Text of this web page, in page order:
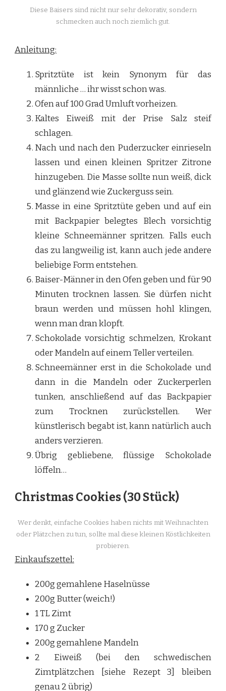
Diese Baisers sind nicht nur sehr dekorativ, sondern
schmecken auch noch ziemlich gut.
Anleitung:
Spritztüte ist kein Synonym für das
männliche … ihr wisst schon was.
Ofen auf 100 Grad Umluft vorheizen.
Kaltes Eiweiß mit der Prise Salz steif
schlagen.
Nach und nach den Puderzucker einrieseln
lassen und einen kleinen Spritzer Zitrone
hinzugeben. Die Masse sollte nun weiß, dick
und glänzend wie Zuckerguss sein.
Masse in eine Spritztüte geben und auf ein
mit Backpapier belegtes Blech vorsichtig
kleine Schneemänner spritzen. Falls euch
das zu langweilig ist, kann auch jede andere
beliebige Form entstehen.
Baiser-Männer in den Ofen geben und für 90
Minuten trocknen lassen. Sie dürfen nicht
braun werden und müssen hohl klingen,
wenn man dran klopft.
Schokolade vorsichtig schmelzen, Krokant
oder Mandeln auf einem Teller verteilen.
Schneemänner erst in die Schokolade und
dann in die Mandeln oder Zuckerperlen
tunken, anschließend auf das Backpapier
zum Trocknen zurückstellen. Wer
künstlerisch begabt ist, kann natürlich auch
anders verzieren.
Übrig gebliebene, flüssige Schokolade
löffeln…
Christmas Cookies (30 Stück)
Wer denkt, einfache Cookies haben nichts mit Weihnachten
oder Plätzchen zu tun, sollte mal diese kleinen Köstlichkeiten
probieren.
Einkaufszettel:
200g gemahlene Haselnüsse
200g Butter (weich!)
1 TL Zimt
170 g Zucker
200g gemahlene Mandeln
2 Eiweiß (bei den schwedischen
Zimtplätzchen [siehe Rezept 3] bleiben
genau 2 übrig)